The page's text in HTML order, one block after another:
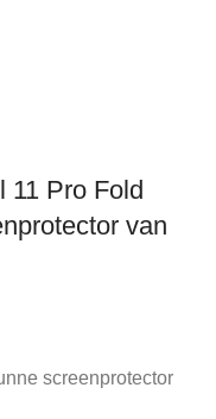
11 Pro Fold
van
screenprotector